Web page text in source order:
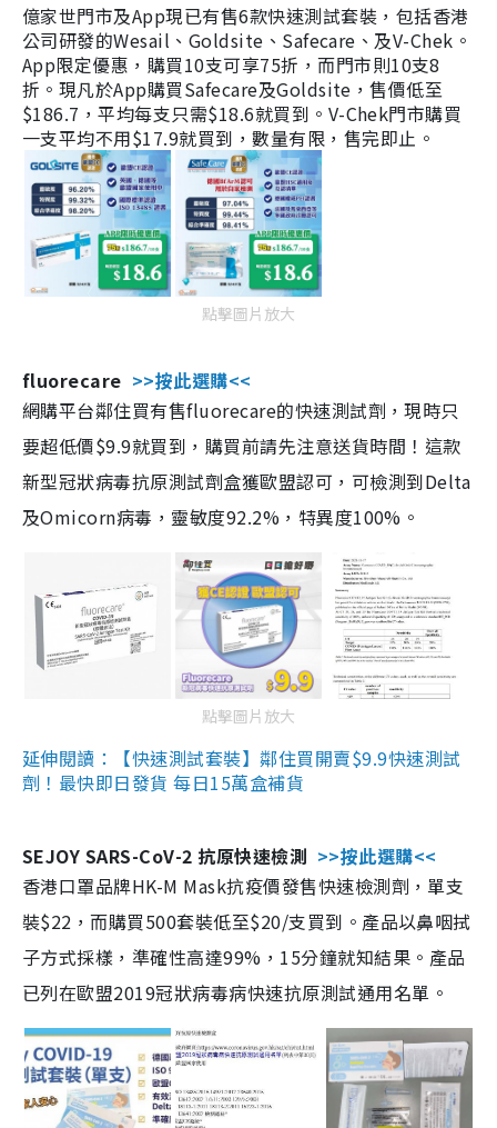
億家世門市及App現已有售6款快速測試套裝，包括香港
公司研發的Wesail、Goldsite、Safecare、及V-Chek。
App限定優惠，購買10支可享75折，而門市則10支8
折。現凡於App購買Safecare及Goldsite，售價低至
$186.7，平均每支只需$18.6就買到。V-Chek門市購買
一支平均不用$17.9就買到，數量有限，售完即止。
點擊圖片放大
fluorecare >>按此選購<<
網購平台鄰住買有售fluorecare的快速測試劑，現時只
要超低價$9.9就買到，購買前請先注意送貨時間！這款
新型冠狀病毒抗原測試劑盒獲歐盟認可，可檢測到Delta
及Omicorn病毒，靈敏度92.2%，特異度100%。
點擊圖片放大
延伸閱讀：【快速測試套裝】鄰住買開賣$9.9快速測試
劑！最快即日發貨 每日15萬盒補貨
SEJOY SARS-CoV-2 抗原快速檢測 >>按此選購<<
香港口罩品牌HK-M Mask抗疫價發售快速檢測劑，單支
裝$22，而購買500套裝低至$20/支買到。產品以鼻咽拭
子方式採樣，準確性高達99%，15分鐘就知結果。產品
已列在歐盟2019冠狀病毒病快速抗原測試通用名單。